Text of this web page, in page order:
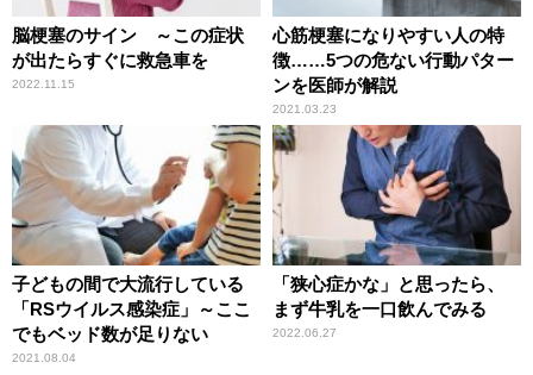
脳梗塞のサイン ～この症状
が出たらすぐに救急車を
2022.11.15
心筋梗塞になりやすい人の特
徴……5つの危ない行動パター
ンを医師が解説
2021.03.23
子どもの間で大流行している
「RSウイルス感染症」～ここ
でもベッド数が足りない
2021.08.04
「狭心症かな」と思ったら、
まず牛乳を一口飲んでみる
2022.06.27